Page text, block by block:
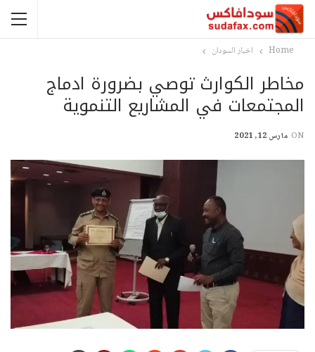
Home اخبار السودان
مخاطر الكوارث توصي بضرورة ادماج
المجتمعات في المشاريع التنموية
ON مارس 12, 2021